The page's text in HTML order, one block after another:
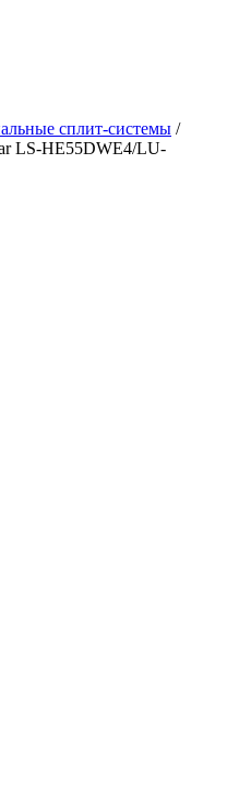
сплит-системы /
LS-HE55DWE4/LU-